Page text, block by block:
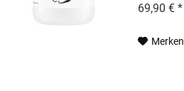
69,90 € *
Merken